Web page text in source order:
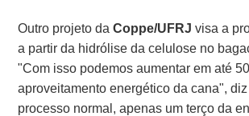
Outro projeto daCoppe/UFRJ visa a
a partir da hidrólise da celulose no
"Com isso podemos aumentar em até
aproveitamento energético da cana",
processo normal, apenas um terço da